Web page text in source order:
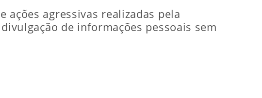
agressivas realizadas pela
de informações pessoais sem